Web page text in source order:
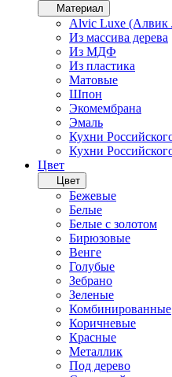
Материал
Alvic Luxe
Из массива дерева
Из МДФ
Из пластика
Матовые
Шпон
Экомембрана
Эмаль
Кухни
Кухни
Цвет
Цвет
Бежевые
Белые
Белые с золотом
Бирюзовые
Венге
Голубые
Зебрано
Зеленые
Комбинированные
Коричневые
Красные
Металлик
Под дерево